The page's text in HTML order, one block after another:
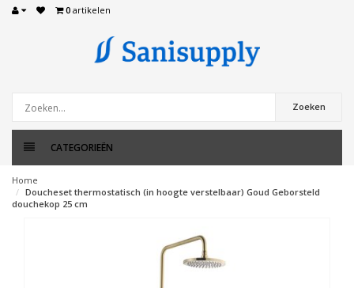
0 artikelen
Zoeken
CATEGORIEËN
Home
Doucheset thermostatisch (in hoogte verstelbaar) Goud Geborsteld
douchekop 25 cm